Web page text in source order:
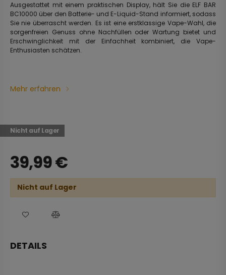
Ausgestattet mit einem praktischen Display, hält Sie die ELF BAR
BC10000 über den Batterie- und E-Liquid-Stand informiert, sodass
Sie nie überrascht werden. Es ist eine erstklassige Vape-Wahl, die
sorgenfreien Genuss ohne Nachfüllen oder Wartung bietet und
Erschwinglichkeit mit der Einfachheit kombiniert, die Vape-
Enthusiasten schätzen.
Mehr erfahren
Nicht auf Lager
39,99€
Nicht auf Lager
DETAILS